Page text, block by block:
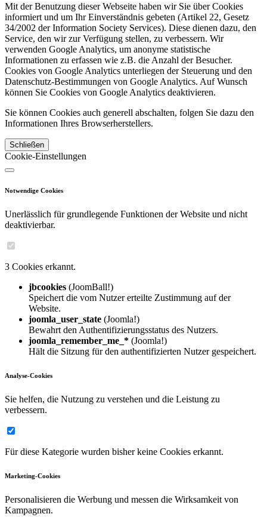
Mit der Benutzung dieser Webseite haben wir Sie über Cookies
informiert und um Ihr Einverständnis gebeten (Artikel 22, Gesetz
34/2002 der Information Society Services). Diese dienen dazu, den
Service, den wir zur Verfügung stellen, zu verbessern. Wir
verwenden Google Analytics, um anonyme statistische
Informationen zu erfassen wie z.B. die Anzahl der Besucher.
Cookies von Google Analytics unterliegen der Steuerung und den
Datenschutz-Bestimmungen von Google Analytics. Auf Wunsch
können Sie Cookies von Google Analytics deaktivieren.
Sie können Cookies auch generell abschalten, folgen Sie dazu den
Informationen Ihres Browserherstellers.
Schließen
Cookie-Einstellungen
Notwendige Cookies
Unerlässlich für grundlegende Funktionen der Website und nicht
deaktivierbar.
3 Cookies erkannt.
jbcookies (JoomBall!)
Speichert die vom Nutzer erteilte Zustimmung auf der
Website.
joomla_user_state (Joomla!)
Bewahrt den Authentifizierungsstatus des Nutzers.
joomla_remember_me_* (Joomla!)
Hält die Sitzung für den authentifizierten Nutzer gespeichert.
Analyse-Cookies
Sie helfen, die Nutzung zu verstehen und die Leistung zu
verbessern.
Für diese Kategorie wurden bisher keine Cookies erkannt.
Marketing-Cookies
Personalisieren die Werbung und messen die Wirksamkeit von
Kampagnen.